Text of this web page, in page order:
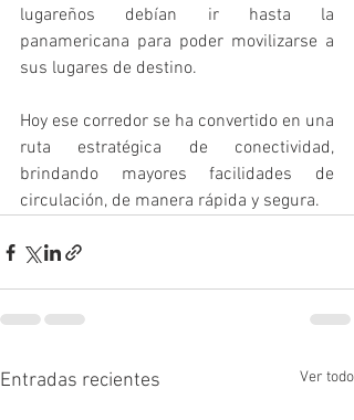
lugareños debían ir hasta la
panamericana para poder movilizarse a
sus lugares de destino.
Hoy ese corredor se ha convertido en una
ruta estratégica de conectividad,
brindando mayores facilidades de
circulación, de manera rápida y segura.
Entradas recientes Ver todo